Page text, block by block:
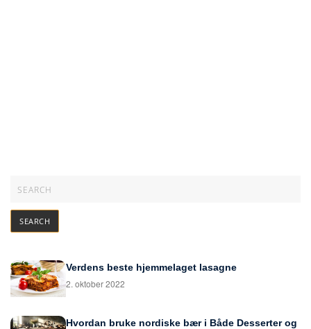
Verdens beste hjemmelaget lasagne
2. oktober 2022
Hvordan bruke nordiske bær i Både Desserter og